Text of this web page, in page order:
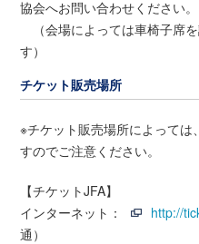
協会へお問い合わせください。
（会場によっては車椅子席
す）
チケット販売場所
※チケット販売場所によっては
すのでご注意ください。
【チケットJFA】
インターネット：
http://
通）